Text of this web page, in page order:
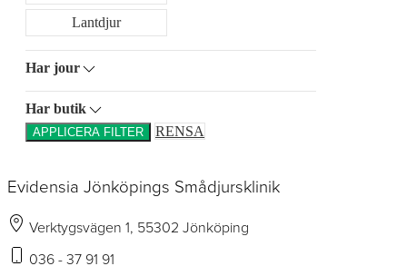
Lantdjur
Har jour
Har butik
APPLICERA FILTER RENSA
Evidensia Jönköpings Smådjursklinik
Verktygsvägen 1, 55302 Jönköping
036 - 37 91 91